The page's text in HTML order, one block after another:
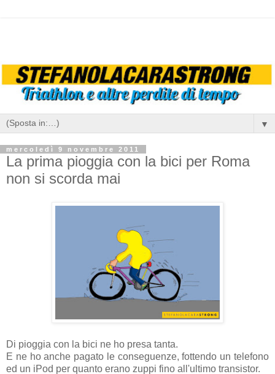
▼
mercoledì 9 novembre 2011
La prima pioggia con la bici per Roma
non si scorda mai
Di pioggia con la bici ne ho presa tanta.
E ne ho anche pagato le conseguenze, fottendo un telefono
ed un iPod per quanto erano zuppi fino all'ultimo transistor.